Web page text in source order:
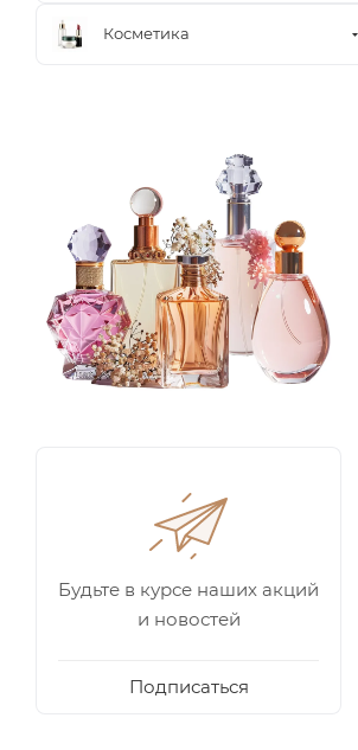
Косметика
Будьте в курсе наших акций
и новостей
Подписаться